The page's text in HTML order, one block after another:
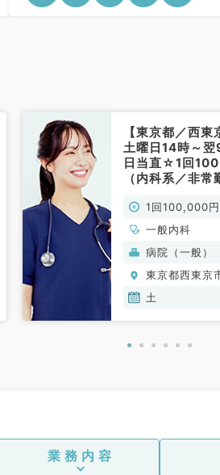
【東京都／西東
土曜日14時～
日当直☆1回
（内科系／非常
1回100,000円
一般内科
病院（一般）
東京都西東京
土
業務内容